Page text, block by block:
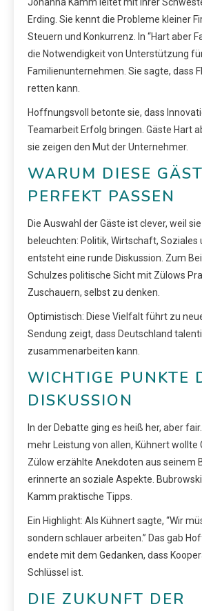
Erding. Sie kennt die Probleme kleiner
Steuern und Konkurrenz. In “Hart aber
die Notwendigkeit von Unterstützung
Familienunternehmen. Sie sagte, dass
retten kann.
Hoffnungsvoll betonte sie, dass
Teamarbeit Erfolg bringen. Gäste Hart
sie zeigen den Mut der Unternehmer.
WARUM DIESE
PERFEKT PASSEN
Die Auswahl der Gäste ist clever, weil
beleuchten: Politik, Wirtschaft, Soziales
entsteht eine runde Diskussion. Zum
Schulzes politische Sicht mit Zülows
Zuschauern, selbst zu denken.
Optimistisch: Diese Vielfalt führt zu
Sendung zeigt, dass Deutschland
zusammenarbeiten kann.
WICHTIGE PUNKTE
DISKUSSION
In der Debatte ging es heiß her, aber
mehr Leistung von allen, Kühnert wollte
Zülow erzählte Anekdoten aus seinem
erinnerte an soziale Aspekte.
Kamm praktische Tipps.
Ein Highlight: Als Kühnert sagte, “Wir
sondern schlauer arbeiten.” Das gab
endete mit dem Gedanken, dass
Schlüssel ist.
DIE ZUKUNFT DER